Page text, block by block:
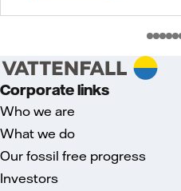
Corporate links
Who we are
What we do
Our fossil free progress
Investors